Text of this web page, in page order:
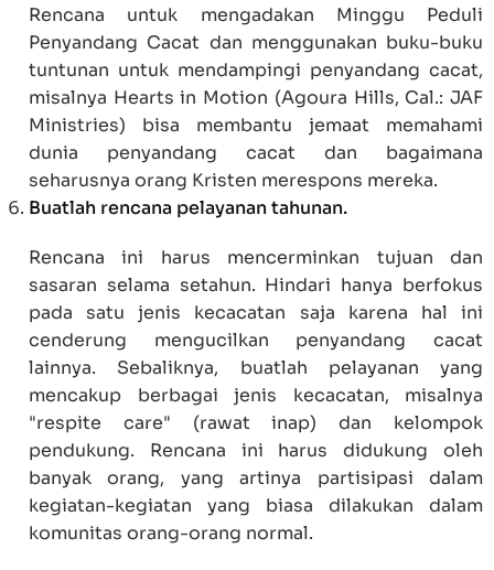
Rencana untuk mengadakan Minggu Peduli
Penyandang Cacat dan menggunakan buku-buku
tuntunan untuk mendampingi penyandang cacat,
misalnya Hearts in Motion (Agoura Hills, Cal.: JAF
Ministries) bisa membantu jemaat memahami
dunia penyandang cacat dan bagaimana
seharusnya orang Kristen merespons mereka.
Buatlah rencana pelayanan tahunan.
Rencana ini harus mencerminkan tujuan dan
sasaran selama setahun. Hindari hanya berfokus
pada satu jenis kecacatan saja karena hal ini
cenderung mengucilkan penyandang cacat
lainnya. Sebaliknya, buatlah pelayanan yang
mencakup berbagai jenis kecacatan, misalnya
"respite care" (rawat inap) dan kelompok
pendukung. Rencana ini harus didukung oleh
banyak orang, yang artinya partisipasi dalam
kegiatan-kegiatan yang biasa dilakukan dalam
komunitas orang-orang normal.